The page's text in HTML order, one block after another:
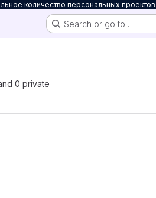
количество персональных
Search or go to…
0 private